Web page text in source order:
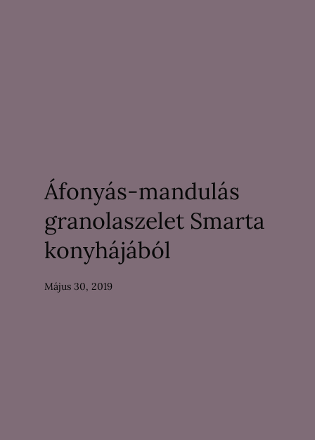
Áfonyás-mandulás
granolaszelet Smarta
konyhájából
Május 30, 2019